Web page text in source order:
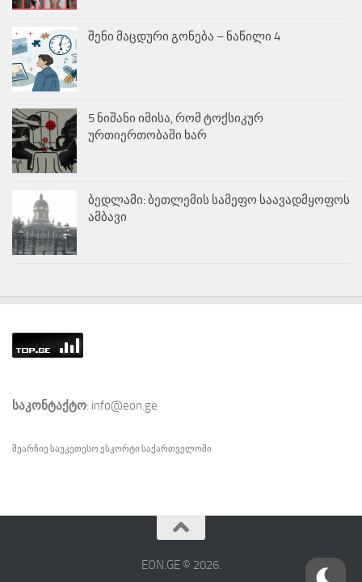
შენი მაცდური გონება – ნაწილი 4
5 ნიშანი იმისა, რომ ტოქსიკურ
ურთიერთობაში ხარ
ბედლამი: ბეთლემის სამეფო საავადმყოფოს
ამბავი
საკონტაქტო: info@eon.ge
შეარჩიე საუკეთესო ესკორტი საქართველოში
EON.GE © 2026.